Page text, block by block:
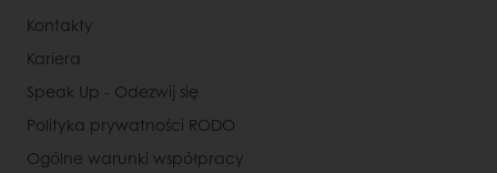
Kontakty
Kariera
Speak Up - Odezwij się
Polityka prywatności RODO
Ogólne warunki współpracy